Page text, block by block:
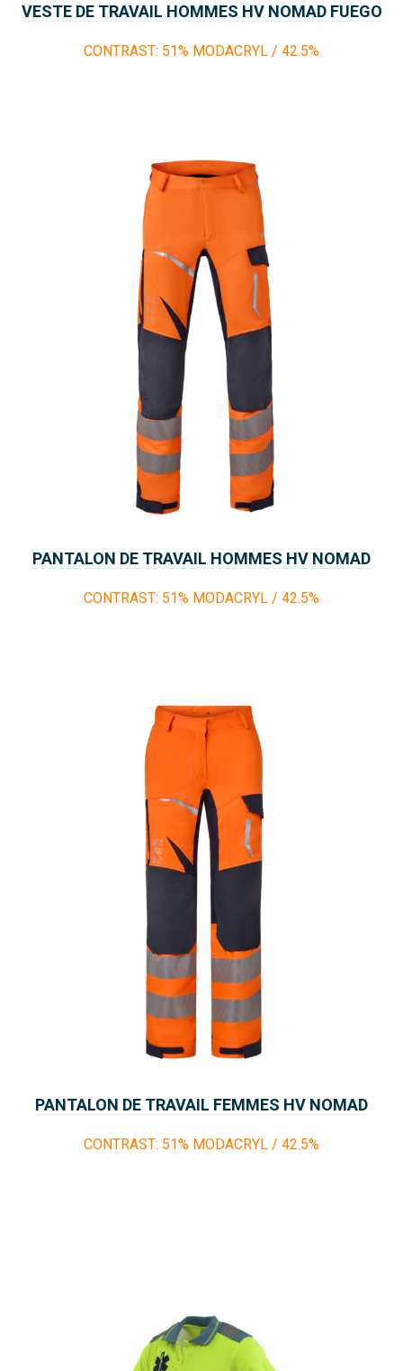
VESTE DE TRAVAIL HOMMES HV NOMAD FUEGO
CONTRAST: 51% MODACRYL / 42.5%
PANTALON DE TRAVAIL HOMMES HV NOMAD
CONTRAST: 51% MODACRYL / 42.5%
PANTALON DE TRAVAIL FEMMES HV NOMAD
CONTRAST: 51% MODACRYL / 42.5%